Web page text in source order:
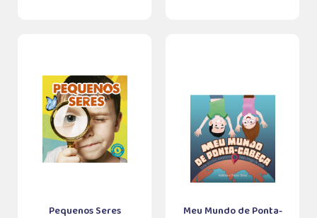
Pequenos Seres
Meu Mundo de Ponta-